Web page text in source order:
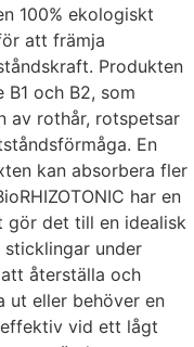
100% ekologiskt
att främja
Produkten
B1 och B2, som
av rothår, rotspetsar
En
kan absorbera fler
har en
gör det till en idealisk
sticklingar under
återställa och
ut eller behöver en
vid ett lågt